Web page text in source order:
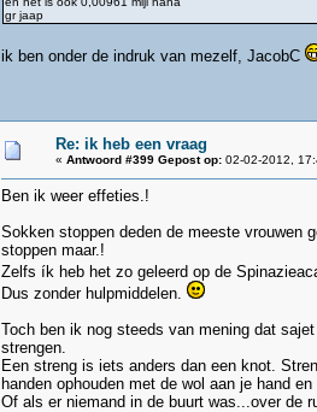
gr jaap
ik ben onder de indruk van mezelf, JacobC
Re: ik heb een vraag
« Antwoord #399 Gepost op:02-02-2012,
Ben ik weer effeties.!
Sokken stoppen deden de meeste vrouwen
stoppen maar.!
Zelfs ík heb het zo geleerd op de
Dus zonder hulpmiddelen.
Toch ben ik nog steeds van mening dat
strengen.
Een streng is iets anders dan een knot.
handen ophouden met de wol aan je hand
Of als er niemand in de buurt was...over de